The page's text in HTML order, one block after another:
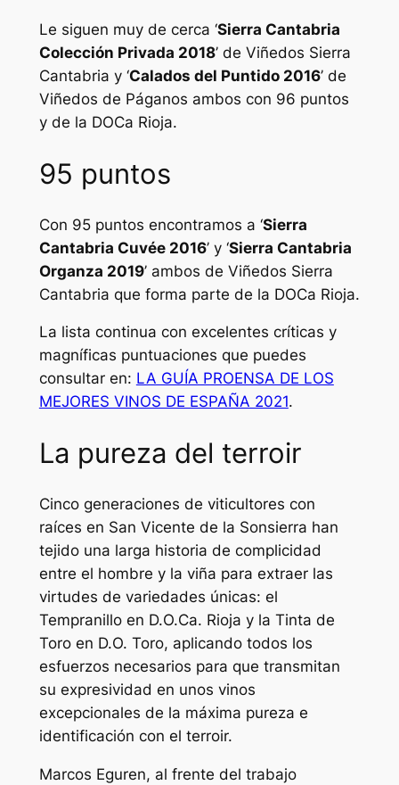
Le siguen muy de cerca ‘Sierra Cantabria
Colección Privada 2018’ de Viñedos Sierra
Cantabria y ‘Calados del Puntido 2016’ de
Viñedos de Páganos ambos con 96 puntos
y de la DOCa Rioja.
95 puntos
Con 95 puntos encontramos a ‘Sierra
Cantabria Cuvée 2016’ y ‘Sierra Cantabria
Organza 2019’ ambos de Viñedos Sierra
Cantabria que forma parte de la DOCa Rioja.
La lista continua con excelentes críticas y
magníficas puntuaciones que puedes
consultar en: LA GUÍA PROENSA DE LOS
MEJORES VINOS DE ESPAÑA 2021.
La pureza del terroir
Cinco generaciones de viticultores con
raíces en San Vicente de la Sonsierra han
tejido una larga historia de complicidad
entre el hombre y la viña para extraer las
virtudes de variedades únicas: el
Tempranillo en D.O.Ca. Rioja y la Tinta de
Toro en D.O. Toro, aplicando todos los
esfuerzos necesarios para que transmitan
su expresividad en unos vinos
excepcionales de la máxima pureza e
identificación con el terroir.
Marcos Eguren, al frente del trabajo